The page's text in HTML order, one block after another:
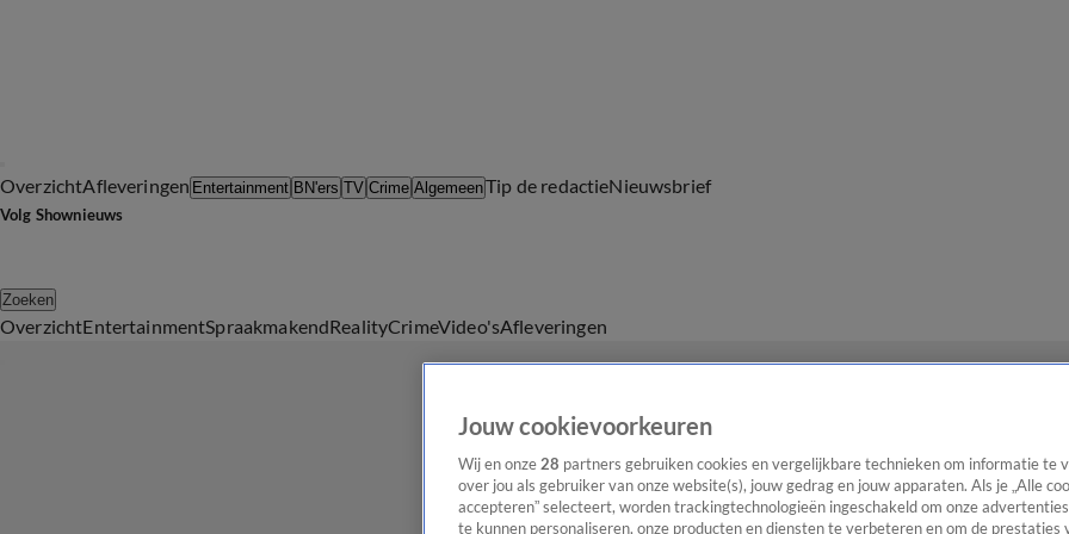
OverzichtAfleveringen Entertainment BN'ers TV Crime AlgemeenTip de redactieNieuwsbrief
Volg Shownieuws
Zoeken
OverzichtEntertainmentSpraakmakendRealityCrimeVideo'sAfleveringen
Jouw cookievoorkeuren
Wij en onze 28 partners gebruiken cookies en vergelijkbare technieken om informatie te
over jou als gebruiker van onze website(s), jouw gedrag en jouw apparaten. Als je „Alle
accepteren” selecteert, worden trackingtechnologieën ingeschakeld om onze
te kunnen personaliseren, onze producten en diensten te verbeteren en om de prestaties